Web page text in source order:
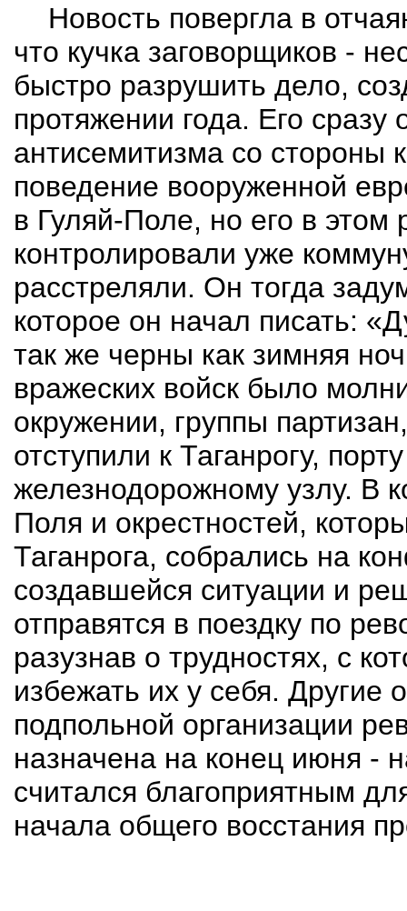
Новость повергла в
что кучка заговорщиков -
быстро разрушить дело,
протяжении года. Его сразу
антисемитизма со стороны
поведение вооруженной
в Гуляй-Поле, но его в этом
контролировали уже
расстреляли. Он тогда
которое он начал писать:
так же черны как зимняя
вражеских войск было
окружении, группы
отступили к Таганрогу,
железнодорожному узлу. В
Поля и окрестностей,
Таганрога, собрались на
создавшейся ситуации и
отправятся в поездку по
разузнав о трудностях, с
избежать их у себя. Другие
подпольной организации
назначена на конец июня -
считался благоприятным
начала общего восстания